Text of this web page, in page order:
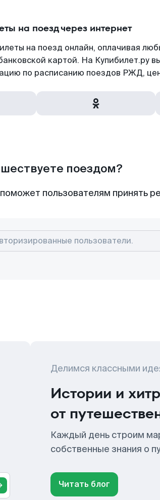
на поезд через интернет
на поезд онлайн, оплачивая
картой. На Купибилет.ру
по расписанию поездов РЖД,
поездом?
пользователям принять
Делимся классными
Истории и
от
Каждый день строим
собственные знания о
Читать блог